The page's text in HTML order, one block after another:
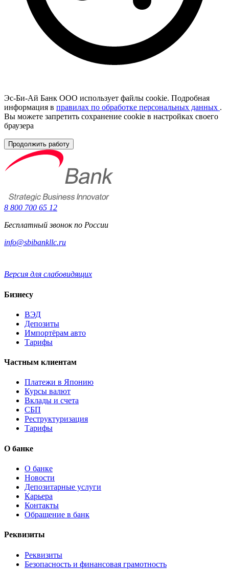
Эс-Би-Ай Банк ООО использует файлы cookie. Подробная
информация в правилах по обработке персональных данных .
Вы можете запретить сохранение cookie в настройках своего
браузера
Продолжить работу
8 800 700 65 12
Бесплатный звонок по России
info@sbibankllc.ru
Версия для слабовидящих
Бизнесу
ВЭД
Депозиты
Импортёрам авто
Тарифы
Частным клиентам
Платежи в Японию
Курсы валют
Вклады и счета
СБП
Реструктуризация
Тарифы
О банке
О банке
Новости
Депозитарные услуги
Карьера
Контакты
Обращение в банк
Реквизиты
Реквизиты
Безопасность и финансовая грамотность